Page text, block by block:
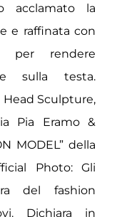
acclamato la
e raffinata con
per rendere
sulla testa.
Sculpture,
Pia Eramo &
MODEL” della
Photo: Gli
del fashion
Dichiara in